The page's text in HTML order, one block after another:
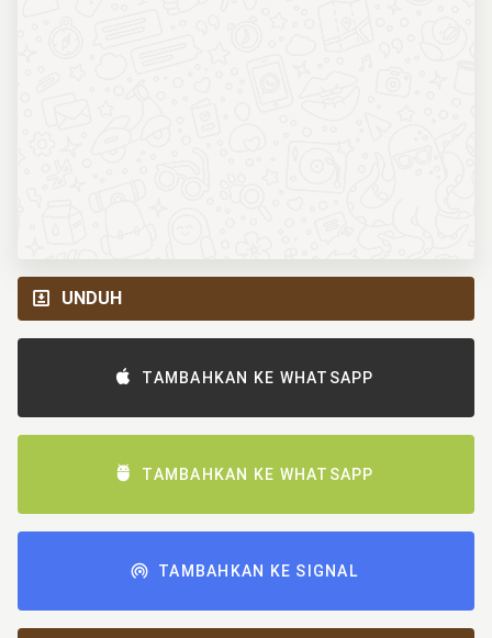
UNDUH
TAMBAHKAN KE WHATSAPP
TAMBAHKAN KE WHATSAPP
TAMBAHKAN KE SIGNAL